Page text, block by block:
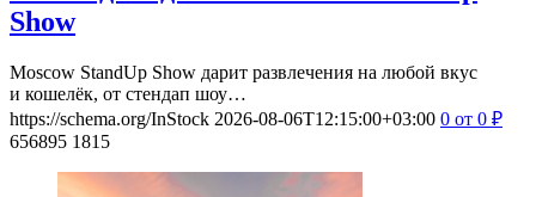
Show
Moscow StandUp Show дарит развлечения на любой вкус
и кошелёк, от стендап шоу…
https://schema.org/InStock 2026-08-06T12:15:00+03:00 0 от 0 ₽
656895 1815